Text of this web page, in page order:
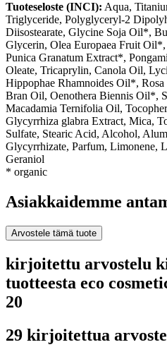
Tuoteseloste (INCI): Aqua,
Triglyceride, Polyglyceryl-2
Diisostearate, Glycine Soja Oil*,
Glycerin, Olea Europaea Fruit
Punica Granatum Extract*,
Oleate, Tricaprylin, Canola Oil,
Hippophae Rhamnoides Oil*,
Bran Oil, Oenothera Biennis Oil*,
Macadamia Ternifolia Oil,
Glycyrrhiza glabra Extract, Mica,
Sulfate, Stearic Acid, Alcohol,
Glycyrrhizate, Parfum, Limonene,
Geraniol
* organic
Asiakkaidemme
Arvostele tämä tuote
kirjoitettu arvostelu
tuotteesta eco
20
29 kirjoitettua